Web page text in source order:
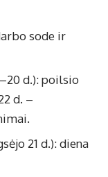
sode ir
d.): poilsio
d. –
21 d.): diena